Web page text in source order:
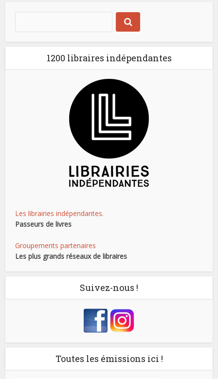
1200 libraires indépendantes
Les librairies indépendantes.
Passeurs de livres
Groupements partenaires
Les plus grands réseaux de libraires
Suivez-nous !
Toutes les émissions ici !